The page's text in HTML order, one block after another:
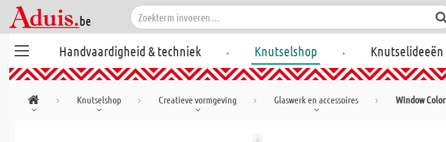
Handvaardigheid & techniek . Knutselshop . Knutselideeën
Knutselshop Creatieve vormgeving Glaswerk en accessoires Window Color